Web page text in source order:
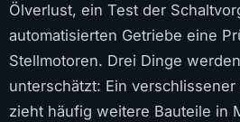
Ölverlust, ein Test der
automatisierten Getriebe eine
Stellmotoren. Drei Dinge
unterschätzt: Ein
zieht häufig weitere Bauteile in